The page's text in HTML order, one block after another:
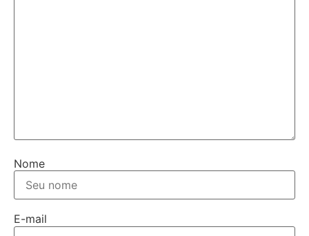
Nome
E-mail